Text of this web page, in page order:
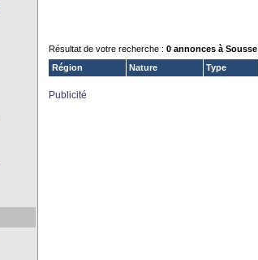
Résultat de votre recherche : 0 annonces à Sousse
Région
Nature Type
Publicité